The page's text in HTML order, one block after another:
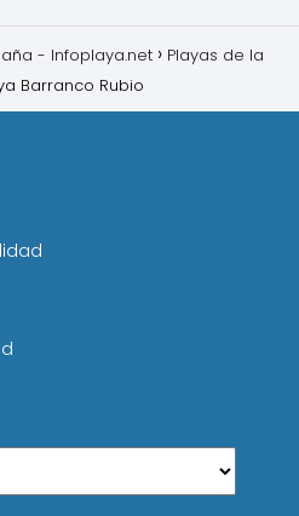
- Infoplaya.net
Playas de la
Barranco Rubio